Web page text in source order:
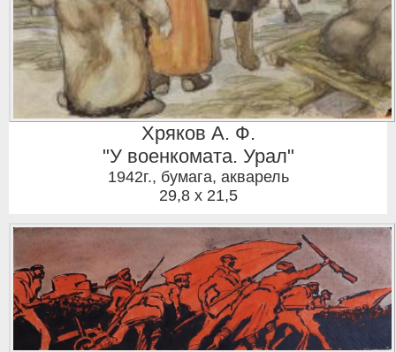
Хряков А. Ф.
"У военкомата. Урал"
1942г., бумага, акварель
29,8 x 21,5